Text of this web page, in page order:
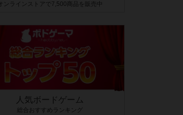
オンラインストアで7,500商品を販売中
人気ボードゲーム
総合おすすめランキング